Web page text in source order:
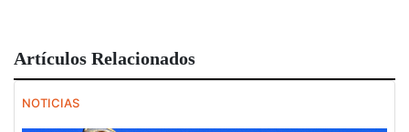
Artículos Relacionados
NOTICIAS